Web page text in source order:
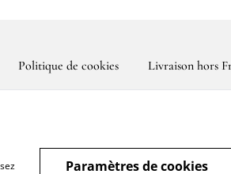
Politique de cookies Livraison hors
Paramètres de cookies